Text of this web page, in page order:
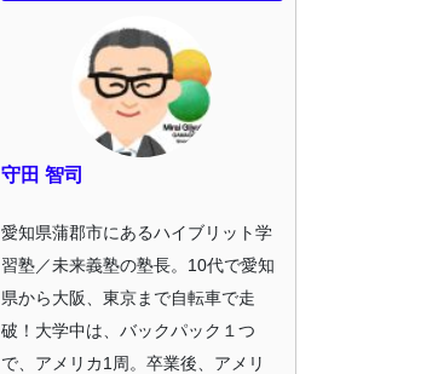
守田 智司
愛知県蒲郡市にあるハイブリット学
習塾／未来義塾の塾長。10代で愛知
県から大阪、東京まで自転車で走
破！大学中は、バックパック１つ
で、アメリカ1周。卒業後、アメリ